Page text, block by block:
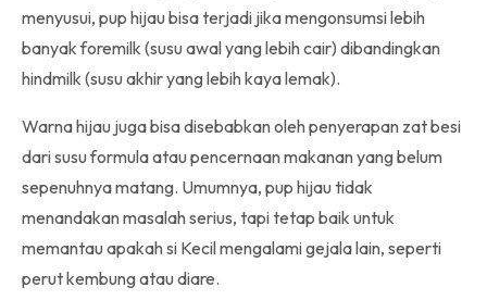
menyusui, pup hijau bisa terjadi jika mengonsumsi lebih
banyak foremilk (susu awal yang lebih cair) dibandingkan
hindmilk (susu akhir yang lebih kaya lemak).
Warna hijau juga bisa disebabkan oleh penyerapan zat besi
dari susu formula atau pencernaan makanan yang belum
sepenuhnya matang. Umumnya, pup hijau tidak
menandakan masalah serius, tapi tetap baik untuk
memantau apakah si Kecil mengalami gejala lain, seperti
perut kembung atau diare.